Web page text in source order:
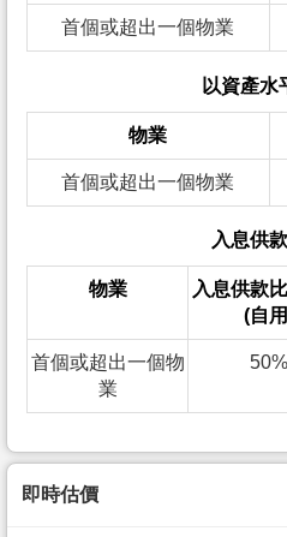
首個或超出一個物業
以資產水
物業
首個或超出一個物業
入息供
物業
入息供款
(自
首個或超出一個物
業
50%
即時估價